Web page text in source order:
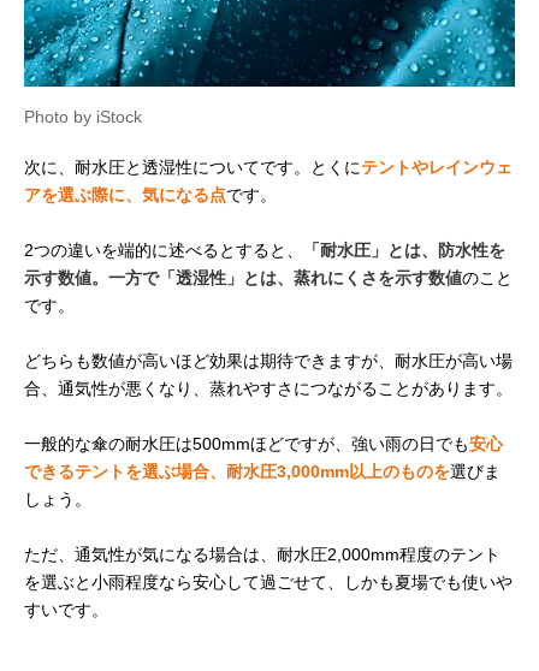
Photo by iStock
次に、耐水圧と透湿性についてです。とくにテントやレインウェ
アを選ぶ際に、気になる点です。
2つの違いを端的に述べるとすると、
「耐水圧」とは、防水性を
示す数値。一方で「透湿性」とは、蒸れにくさを示す数値のこと
です。
どちらも数値が高いほど効果は期待できますが、耐水圧が高い場
合、通気性が悪くなり、蒸れやすさにつながることがあります。
一般的な傘の耐水圧は500mmほどですが、強い雨の日でも安心
できるテントを選ぶ場合、耐水圧3,000mm以上のものを選びま
しょう。
ただ、通気性が気になる場合は、耐水圧2,000mm程度のテント
を選ぶと小雨程度なら安心して過ごせて、しかも夏場でも使いや
すいです。